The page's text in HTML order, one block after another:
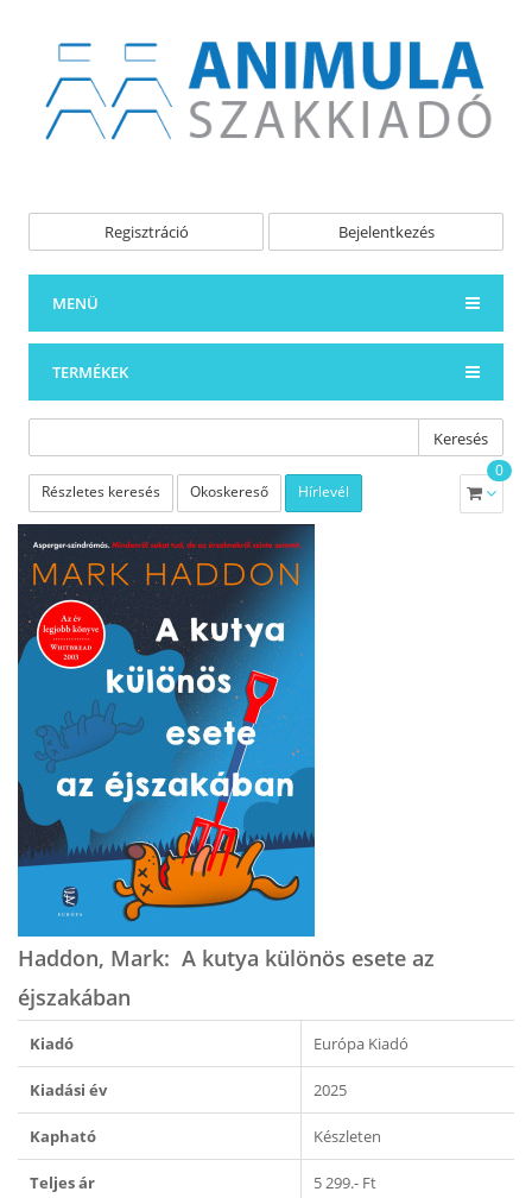
Regisztráció Bejelentkezés
MENÜ
TERMÉKEK
Keresés
Részletes keresés Okoskereső Hírlevél
0
Haddon, Mark: ​A kutya különös esete az
éjszakában
Kiadó Európa Kiadó
Kiadási év 2025
Kapható Készleten
Teljes ár 5 299.- Ft